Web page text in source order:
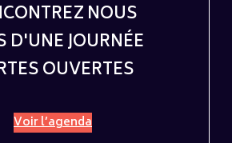
NOUS
D'UNE JOURNÉE
OUVERTES
Voir l’agenda